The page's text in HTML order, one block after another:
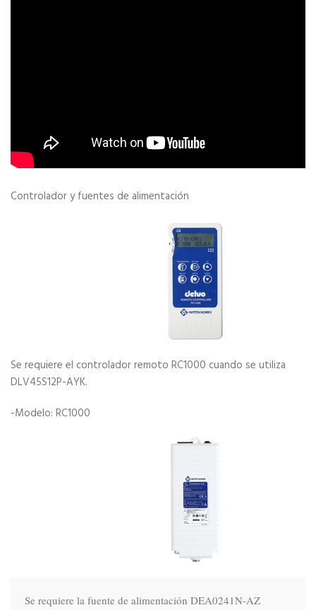
Controlador y fuentes de alimentación
Se requiere el controlador remoto RC1000 cuando se utiliza
DLV45S12P-AYK.
-Modelo: RC1000
Se requiere la fuente de alimentación DEA0241N-AZ